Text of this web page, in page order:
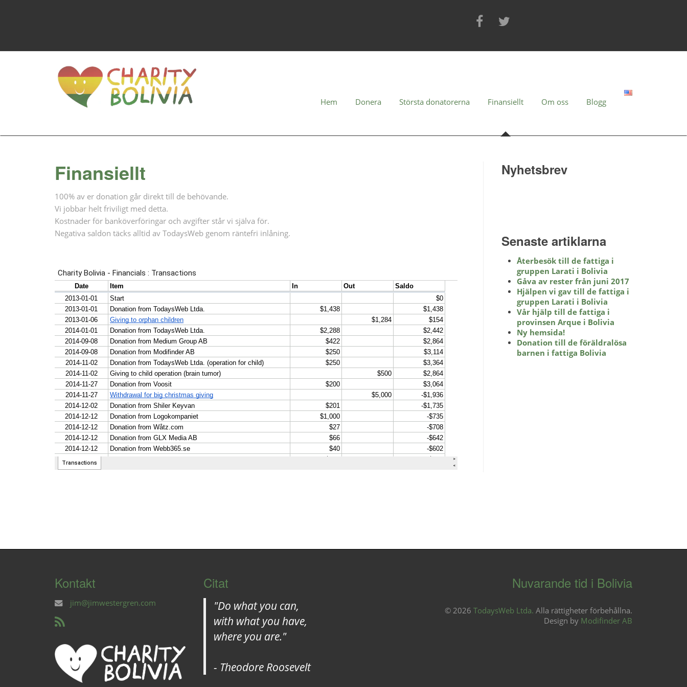
Hem Donera Största donatorerna Finansiellt Om oss Blogg
Finansiellt
100% av er donation går direkt till de behövande.
Vi jobbar helt friviligt med detta.
Kostnader för banköverföringar och avgifter står vi själva för.
Negativa saldon täcks alltid av TodaysWeb genom räntefri inlåning.
Nyhetsbrev
Senaste artiklarna
Återbesök till de fattiga i
gruppen Larati i Bolivia
Gåva av rester från juni 2017
Hjälpen vi gav till de fattiga i
gruppen Larati i Bolivia
Vår hjälp till de fattiga i
provinsen Arque i Bolivia
Ny hemsida!
Donation till de föräldralösa
barnen i fattiga Bolivia
Kontakt
jim@jimwestergren.com
Citat
"Do what you can,
with what you have,
where you are."
- Theodore Roosevelt
Nuvarande tid i Bolivia
© 2026 TodaysWeb Ltda. Alla rättigheter förbehållna.
Design by Modifinder AB